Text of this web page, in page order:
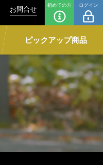
お問合せ 初めての方 ログイン
ピックアップ商品